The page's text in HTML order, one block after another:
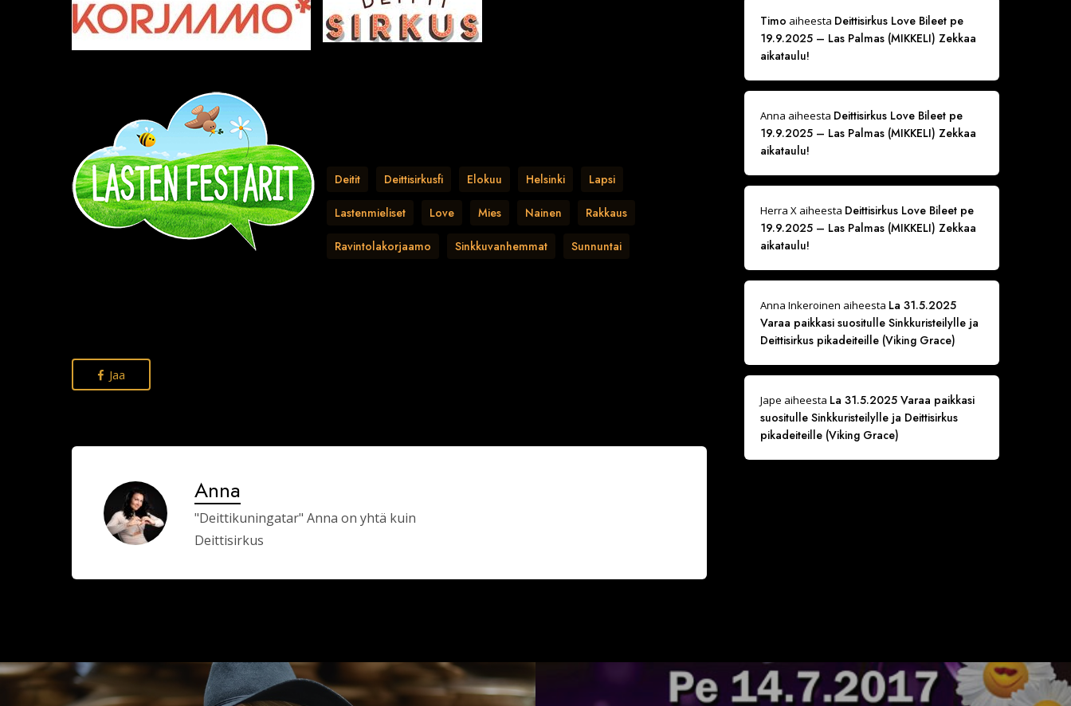
Deitit Deittisirkusfi Elokuu Helsinki Lapsi
Lastenmieliset Love Mies Nainen Rakkaus
Ravintolakorjaamo Sinkkuvanhemmat Sunnuntai
Jaa
Anna
"Deittikuningatar" Anna on yhtä kuin
Deittisirkus
Timo aiheesta Deittisirkus Love Bileet pe
19.9.2025 – Las Palmas (MIKKELI) Zekkaa
aikataulu!
Anna aiheesta Deittisirkus Love Bileet pe
19.9.2025 – Las Palmas (MIKKELI) Zekkaa
aikataulu!
Herra Xaiheesta Deittisirkus Love Bileet pe
19.9.2025 – Las Palmas (MIKKELI) Zekkaa
aikataulu!
Anna Inkeroinen aiheesta La 31.5.2025
Varaa paikkasi suositulle Sinkkuristeilylle ja
Deittisirkus pikadeiteille (Viking Grace)
Jape aiheesta La 31.5.2025 Varaa paikkasi
suositulle Sinkkuristeilylle ja Deittisirkus
pikadeiteille (Viking Grace)